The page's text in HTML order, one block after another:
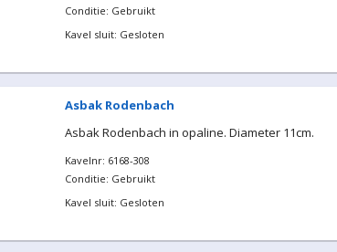
Conditie: Gebruikt
Kavel sluit: Gesloten
Asbak Rodenbach
Asbak Rodenbach in opaline. Diameter 11cm.
Kavelnr: 6168-308
Conditie: Gebruikt
Kavel sluit: Gesloten